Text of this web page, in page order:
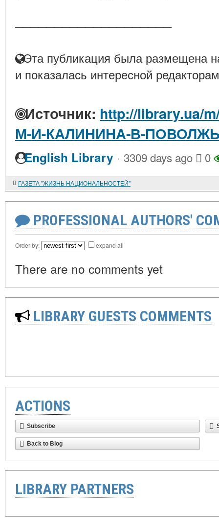
Эта публикация была размещена
и показалась интересной
Источник: http://library.ua/
М-И-КАЛИНИНА-В-
English Library · 3309 days ago 0
ГАЗЕТА "ЖИЗНЬ НАЦИОНАЛЬНОСТЕЙ"
PROFESSIONAL AUTHORS'
Order by: expand all
There are no comments yet
LIBRARY GUESTS COMMENTS
ACTIONS
Subscribe
Back to Blog
LIBRARY PARTNERS